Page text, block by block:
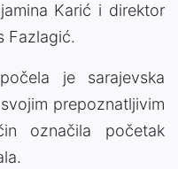
Karić i direktor
Fazlagić.
je sarajevska
prepoznatljivim
označila početak